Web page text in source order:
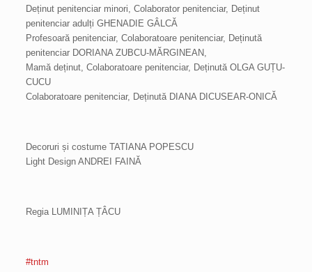
Deținut penitenciar minori, Colaborator penitenciar, Deținut
penitenciar adulți GHENADIE GÂLCĂ
Profesoară penitenciar, Colaboratoare penitenciar, Deținută
penitenciar DORIANA ZUBCU-MĂRGINEAN,
Mamă deținut, Colaboratoare penitenciar, Deținută OLGA GUȚU-
CUCU
Colaboratoare penitenciar, Deținută DIANA DICUSEAR-ONICĂ
Decoruri și costume TATIANA POPESCU
Light Design ANDREI FAINĂ
Regia LUMINIȚA ȚÂCU
#tntm